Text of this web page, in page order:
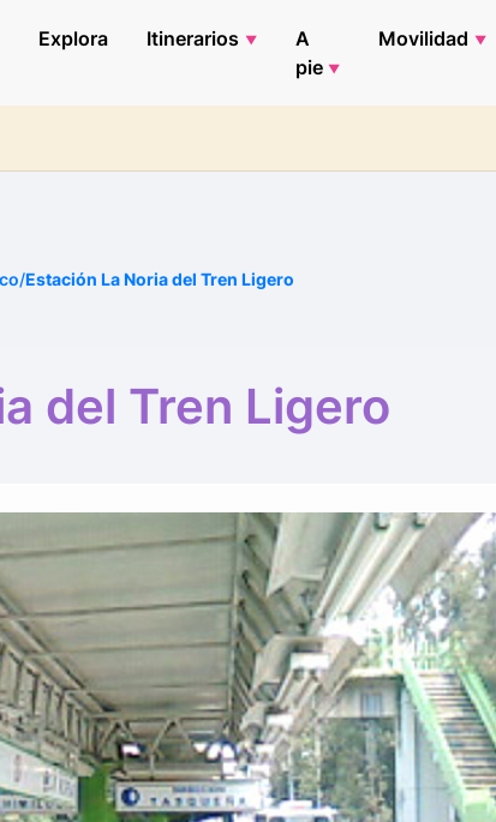
Explora Itinerarios
A
pie
Movilidad
/Estación La Noria del Tren Ligero
del Tren Ligero